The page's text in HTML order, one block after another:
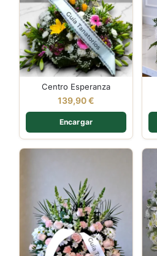
Centro Esperanza
139,90€
Encargar